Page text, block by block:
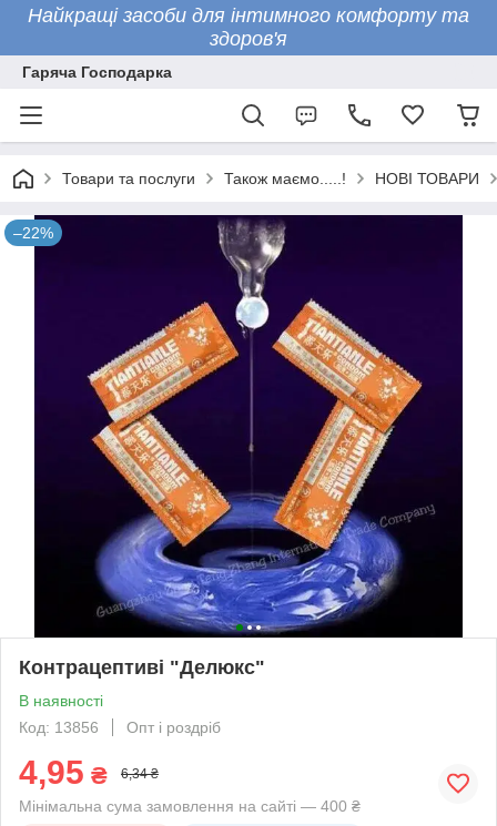
Найкращі засоби для інтимного комфорту та
здоров'я
Гаряча Господарка
Товари та послуги Також маємо.....! НОВІ ТОВАРИ
–22%
Контрацептиві "Делюкс"
В наявності
Код: 13856
Опт і роздріб
4,95 ₴ 6,34 ₴
Мінімальна сума замовлення на сайті — 400 ₴